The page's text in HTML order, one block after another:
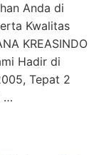
Anda di
Kwalitas
KREASINDO
Hadir di
Tepat 2
…